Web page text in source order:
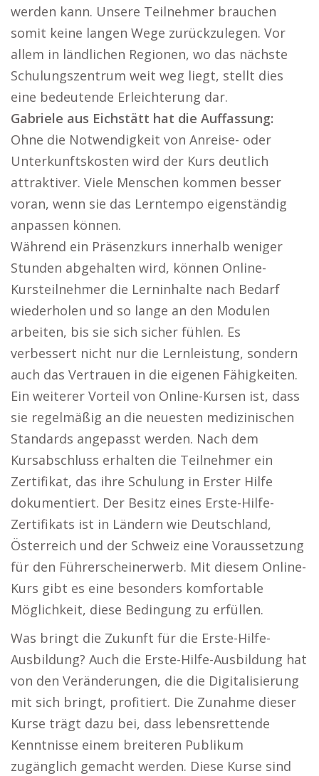
werden kann. Unsere Teilnehmer brauchen
somit keine langen Wege zurückzulegen. Vor
allem in ländlichen Regionen, wo das nächste
Schulungszentrum weit weg liegt, stellt dies
eine bedeutende Erleichterung dar.
Gabriele aus Eichstätt hat die Auffassung:
Ohne die Notwendigkeit von Anreise- oder
Unterkunftskosten wird der Kurs deutlich
attraktiver. Viele Menschen kommen besser
voran, wenn sie das Lerntempo eigenständig
anpassen können.
Während ein Präsenzkurs innerhalb weniger
Stunden abgehalten wird, können Online-
Kursteilnehmer die Lerninhalte nach Bedarf
wiederholen und so lange an den Modulen
arbeiten, bis sie sich sicher fühlen. Es
verbessert nicht nur die Lernleistung, sondern
auch das Vertrauen in die eigenen Fähigkeiten.
Ein weiterer Vorteil von Online-Kursen ist, dass
sie regelmäßig an die neuesten medizinischen
Standards angepasst werden. Nach dem
Kursabschluss erhalten die Teilnehmer ein
Zertifikat, das ihre Schulung in Erster Hilfe
dokumentiert. Der Besitz eines Erste-Hilfe-
Zertifikats ist in Ländern wie Deutschland,
Österreich und der Schweiz eine Voraussetzung
für den Führerscheinerwerb. Mit diesem Online-
Kurs gibt es eine besonders komfortable
Möglichkeit, diese Bedingung zu erfüllen.
Was bringt die Zukunft für die Erste-Hilfe-
Ausbildung? Auch die Erste-Hilfe-Ausbildung hat
von den Veränderungen, die die Digitalisierung
mit sich bringt, profitiert. Die Zunahme dieser
Kurse trägt dazu bei, dass lebensrettende
Kenntnisse einem breiteren Publikum
zugänglich gemacht werden. Diese Kurse sind